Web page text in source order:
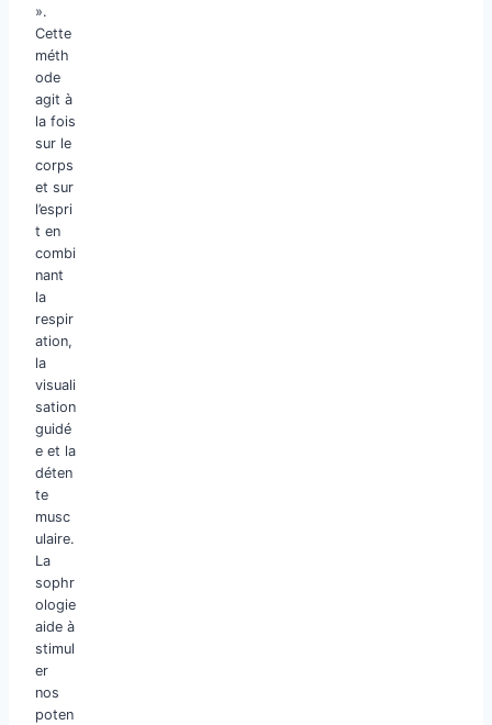
».
Cette
méth
ode
agit à
la fois
sur le
corps
et sur
l’espri
t en
combi
nant
la
respir
ation,
la
visuali
sation
guidé
e et la
déten
te
musc
ulaire.
La
sophr
ologie
aide à
stimul
er
nos
poten